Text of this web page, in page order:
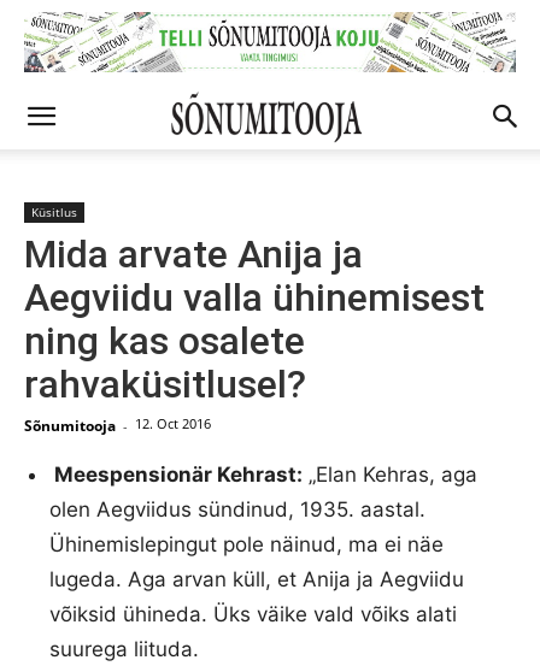
Küsitlus
Mida arvate Anija ja
Aegviidu valla ühinemisest
ning kas osalete
rahvaküsitlusel?
Sõnumitooja - 12. Oct 2016
Meespensionär Kehrast: „Elan Kehras, aga
olen Aegviidus sündinud, 1935. aastal.
Ühinemislepingut pole näinud, ma ei näe
lugeda. Aga arvan küll, et Anija ja Aegviidu
võiksid ühineda. Üks väike vald võiks alati
suurega liituda.